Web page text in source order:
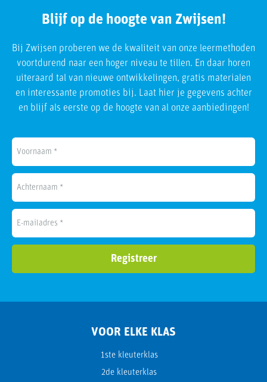
Blijf op de hoogte van Zwijsen!
Bij Zwijsen proberen we de kwaliteit van onze leermethoden
voortdurend naar een hoger niveau te tillen. En daar horen
uiteraard tal van nieuwe ontwikkelingen, gratis materialen
en interessante promoties bij. Laat hier je gegevens achter
en blijf als eerste op de hoogte van al onze aanbiedingen!
VOOR ELKE KLAS
1ste kleuterklas
2de kleuterklas